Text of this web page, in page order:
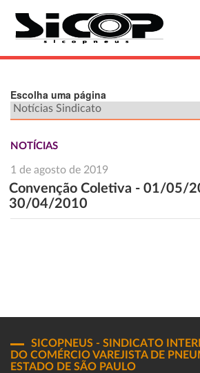
Escolha uma página
NOTÍCIAS
1 de agosto de 2019
Convenção Coletiva - 01/05/
30/04/2010
SICOPNEUS - SINDICATO
DO COMÉRCIO VAREJISTA DE
ESTADO DE SÃO PAULO